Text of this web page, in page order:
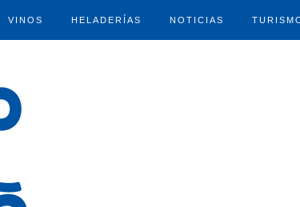
VINOS HELADERÍAS NOTICIAS